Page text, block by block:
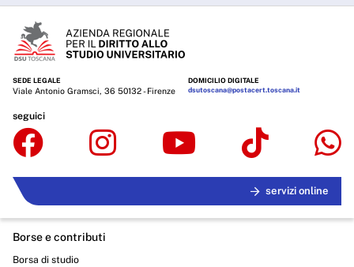
SEDE LEGALE
Viale Antonio Gramsci, 36 50132 - Firenze
DOMICILIO DIGITALE
dsutoscana@postacert.toscana.it
seguici
servizi online
Borse e contributi
Borsa di studio